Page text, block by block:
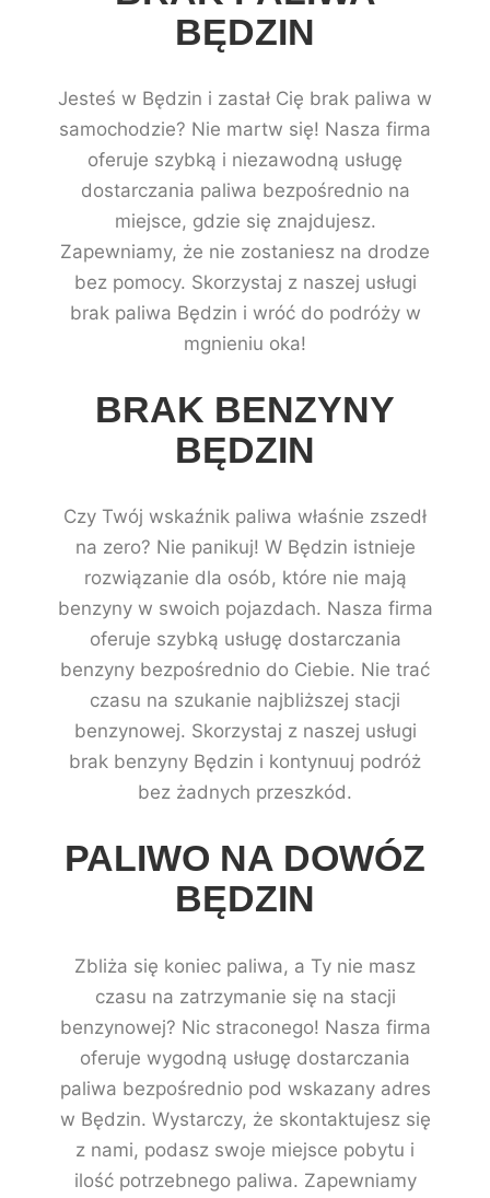
BĘDZIN
Jesteś w Będzin i zastał Cię brak paliwa w
samochodzie? Nie martw się! Nasza firma
oferuje szybką i niezawodną usługę
dostarczania paliwa bezpośrednio na
miejsce, gdzie się znajdujesz.
Zapewniamy, że nie zostaniesz na drodze
bez pomocy. Skorzystaj z naszej usługi
brak paliwa Będzin i wróć do podróży w
mgnieniu oka!
BRAK BENZYNY
BĘDZIN
Czy Twój wskaźnik paliwa właśnie zszedł
na zero? Nie panikuj! W Będzin istnieje
rozwiązanie dla osób, które nie mają
benzyny w swoich pojazdach. Nasza firma
oferuje szybką usługę dostarczania
benzyny bezpośrednio do Ciebie. Nie trać
czasu na szukanie najbliższej stacji
benzynowej. Skorzystaj z naszej usługi
brak benzyny Będzin i kontynuuj podróż
bez żadnych przeszkód.
PALIWO NA DOWÓZ
BĘDZIN
Zbliża się koniec paliwa, a Ty nie masz
czasu na zatrzymanie się na stacji
benzynowej? Nic straconego! Nasza firma
oferuje wygodną usługę dostarczania
paliwa bezpośrednio pod wskazany adres
w Będzin. Wystarczy, że skontaktujesz się
z nami, podasz swoje miejsce pobytu i
ilość potrzebnego paliwa. Zapewniamy